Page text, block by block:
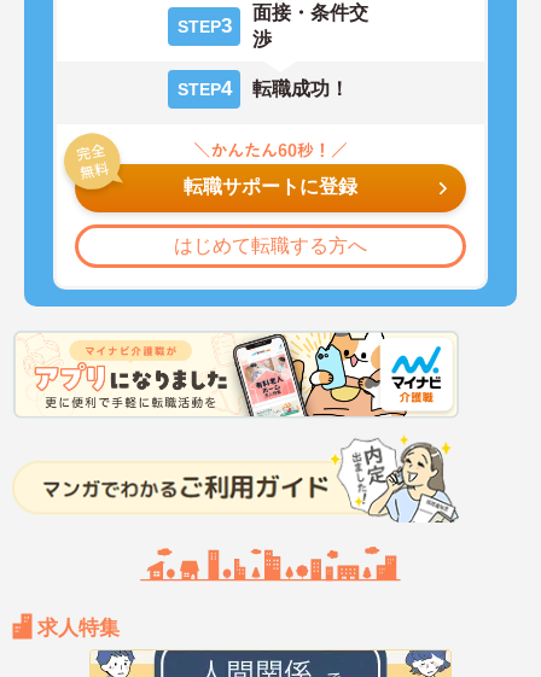
STEP3
面接・条件交
渉
STEP4 転職成功！
転職サポートに登録
はじめて転職する方へ
求人特集